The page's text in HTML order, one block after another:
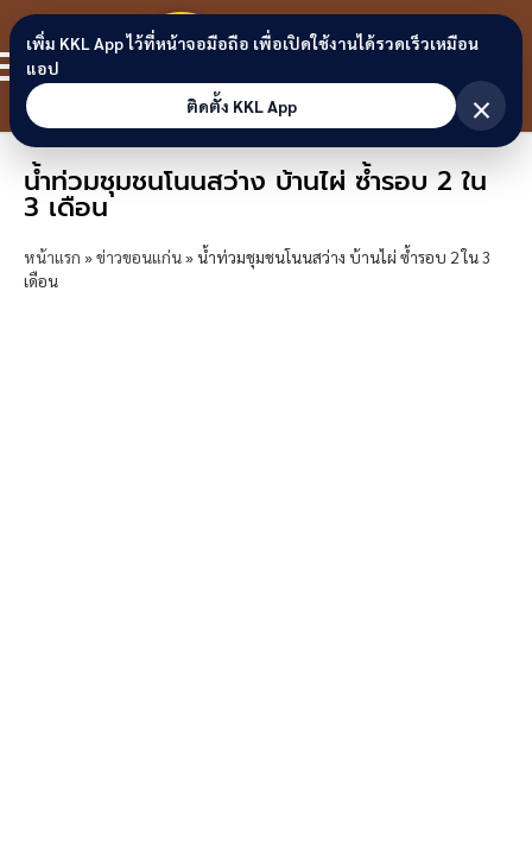
Skip to content
ขอนแก่น
ลิงก์
น้ำท่วมชุมชนโนนสว่าง บ้านไผ่ ซ้ำรอบ 2 ใน
3 เดือน
หน้าแรก »ข่าวขอนแก่น» น้ำท่วมชุมชนโนนสว่าง บ้านไผ่ ซ้ำรอบ 2 ใน 3
เดือน
เพิ่ม KKL App ไว้ที่หน้าจอมือถือ เพื่อเปิดใช้งานได้รวดเร็วเหมือน
แอป
ติดตั้ง KKL App
×